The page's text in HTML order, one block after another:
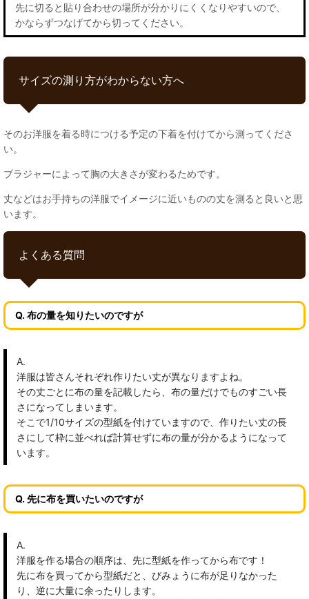
先に切ると貼り合わせの場所が分かりにくくなりやすいので、
かならずつなげてから切ってください。
サイズの測り方がわからない方へ
そのお洋服を着る時につける予定の下着を付けてから測ってくださ
い。
ブラジャーによって胸の大きさが変わるためです。
丈などはお手持ちの洋服でイメージに近いものの丈を測ると良いと思
います。
よくある質問
Q. 布の量を知りたいのですが
A.
洋服は皆さんそれぞれ作りたい丈が異なりますよね。
その丈ごとに布の量を記載したら、布の量だけでものすごい長
さになってしまいます。
そこで1/10サイズの型紙を付けていますので、作りたい丈の長
さにして枠に並べれば計算せずに布の量が分かるようになって
います。
Q. 先に布を買いたいのですが
A.
洋服を作る場合の順序は、先に型紙を作ってから布です！
先に布を買ってから型紙だと、びみょうに布が足りなかった
り、逆に大量に余ったりします。